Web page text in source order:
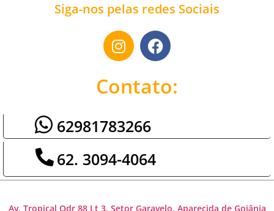
Siga-nos pelas redes Sociais
Contato:
62981783266
62. 3094-4064
Av. Tropical Qdr 88 Lt 3, Setor Garavelo, Aparecida de Goiânia